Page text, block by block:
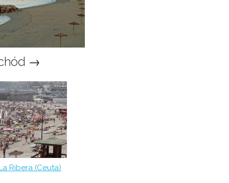
→
Ribera (Ceuta)